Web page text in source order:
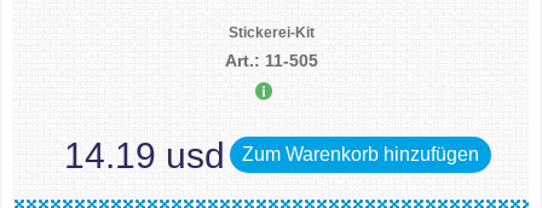
Stickerei-Kit
Art.: 11-505
14.19 usd Zum Warenkorb hinzufügen